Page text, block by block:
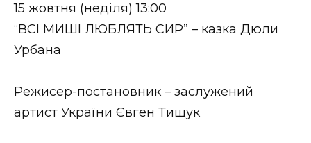
Втрачений Ужгород
Втрачений Ужгород (відеоверсія)
ЗАКАРПАТСЬКІ НОВИНИ
15 жовтня (неділя) 13:00
“ВСІ МИШІ ЛЮБЛЯТЬ СИР” – казка Дюли
Урбана
Режисер-постановник – заслужений
артист України Євген Тищук